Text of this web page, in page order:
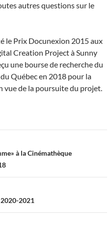
autres questions sur le
le Prix Docunexion 2015 aux
Creation Project à Sunny
une bourse de recherche du
Québec en 2018 pour la
vue de la poursuite du projet.
à la Cinémathèque
2021